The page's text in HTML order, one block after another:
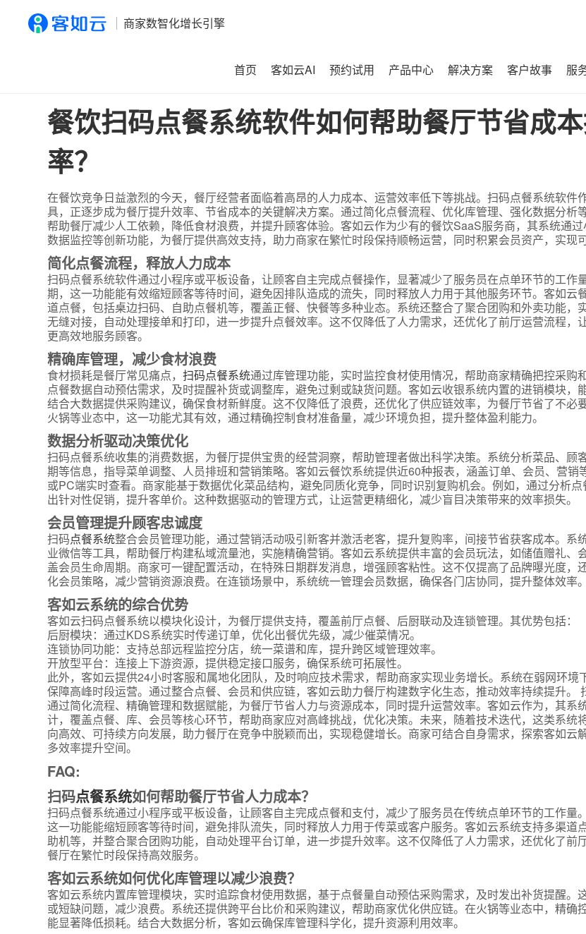
商家数智化增长引擎
首页 客如云AI 预约试用 产品中心 解决方案 客户故事 服
餐饮扫码点餐系统软件如何帮助餐厅节省成
率？
在餐饮竞争日益激烈的今天，餐厅经营者面临着高昂的人力成本、运营效率低下等挑战。扫码点餐系统软件
具，正逐步成为餐厅提升效率、节省成本的关键解决方案。通过简化点餐流程、优化库管理、强化数据分析
帮助餐厅减少人工依赖，降低食材浪费，并提升顾客体验。客如云作为少有的餐饮SaaS服务商，其系统通
数据监控等创新功能，为餐厅提供高效支持，助力商家在繁忙时段保持顺畅运营，同时积累会员资产，实现
简化点餐流程，释放人力成本
扫码点餐系统软件通过小程序或平板设备，让顾客自主完成点餐操作，显著减少了服务员在点单环节的工作
期，这一功能能有效缩短顾客等待时间，避免因排队造成的流失，同时释放人力用于其他服务环节。客如云
道点餐，包括桌边扫码、自助点餐机等，覆盖正餐、快餐等多种业态。系统还整合了聚合团购和外卖功能，
无缝对接，自动处理接单和打印，进一步提升点餐效率。这不仅降低了人力需求，还优化了前厅运营流程，
更高效地服务顾客。
精确库管理，减少食材浪费
食材损耗是餐厅常见痛点，扫码点餐系统通过库管理功能，实时监控食材使用情况，帮助商家精确把控采购
点餐数据自动预估需求，及时提醒补货或调整库，避免过剩或缺货问题。客如云收银系统内置的进销模块，
结合大数据提供采购建议，确保食材新鲜度。这不仅降低了浪费，还优化了供应链效率，为餐厅节省了不必
火锅等业态中，这一功能尤其有效，通过精确控制食材准备量，减少环境负担，提升整体盈利能力。
数据分析驱动决策优化
扫码点餐系统收集的消费数据，为餐厅提供宝贵的经营洞察，帮助管理者做出科学决策。系统分析菜品、顾
期等信息，指导菜单调整、人员排班和营销策略。客如云餐饮系统提供近60种报表，涵盖订单、会员、营销
或PC端实时查看。商家能基于数据优化菜品结构，避免同质化竞争，同时识别复购机会。例如，通过分析
出针对性促销，提升客单价。这种数据驱动的管理方式，让运营更精细化，减少盲目决策带来的效率损失。
会员管理提升顾客忠诚度
扫码点餐系统整合会员管理功能，通过营销活动吸引新客并激活老客，提升复购率，间接节省获客成本。系
业微信等工具，帮助餐厅构建私域流量池，实施精确营销。客如云系统提供丰富的会员玩法，如储值赠礼、
盖会员生命周期。商家可一键配置活动，在特殊日期群发消息，增强顾客粘性。这不仅提高了品牌曝光度，
化会员策略，减少营销资源浪费。在连锁场景中，系统统一管理会员数据，确保各门店协同，提升整体效率。
客如云系统的综合优势
客如云扫码点餐系统以模块化设计，为餐厅提供支持，覆盖前厅点餐、后厨联动及连锁管理。其优势包括：
后厨模块：通过KDS系统实时传递订单，优化出餐优先级，减少催菜情况。
连锁协同功能：支持总部远程监控分店，统一菜谱和库，提升跨区域管理效率。
开放型平台：连接上下游资源，提供稳定接口服务，确保系统可拓展性。
此外，客如云提供24小时客服和属地化团队，及时响应技术需求，帮助商家实现业务增长。系统在弱网环境
保障高峰时段运营。通过整合点餐、会员和供应链，客如云助力餐厅构建数字化生态，推动效率持续提升。
通过简化流程、精确管理和数据赋能，为餐厅节省人力与资源成本，同时提升运营效率。客如云作为，其系
计，覆盖点餐、库、会员等核心环节，帮助商家应对高峰挑战，优化决策。未来，随着技术迭代，这类系统
向高效、可持续方向发展，助力餐厅在竞争中脱颖而出，实现稳健增长。商家可结合自身需求，探索客如云
多效率提升空间。
FAQ:
扫码点餐系统如何帮助餐厅节省人力成本？
扫码点餐系统通过小程序或平板设备，让顾客自主完成点餐和支付，减少了服务员在传统点单环节的工作量
这一功能能缩短顾客等待时间，避免排队流失，同时释放人力用于传菜或客户服务。客如云系统支持多渠道
助机等，并整合聚合团购功能，自动处理平台订单，进一步提升效率。这不仅降低了人力需求，还优化了前
餐厅在繁忙时段保持高效服务。
客如云系统如何优化库管理以减少浪费？
客如云系统内置库管理模块，实时追踪食材使用数据，基于点餐量自动预估采购需求，及时发出补货提醒。
或短缺问题，减少浪费。系统还提供跨平台比价和采购建议，帮助商家优化供应链。在火锅等业态中，精确
能显著降低损耗。结合大数据分析，客如云确保库管理科学化，提升资源利用效率。
*所属业态
附加留言